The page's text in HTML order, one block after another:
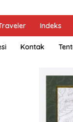
Indeks
Kontak